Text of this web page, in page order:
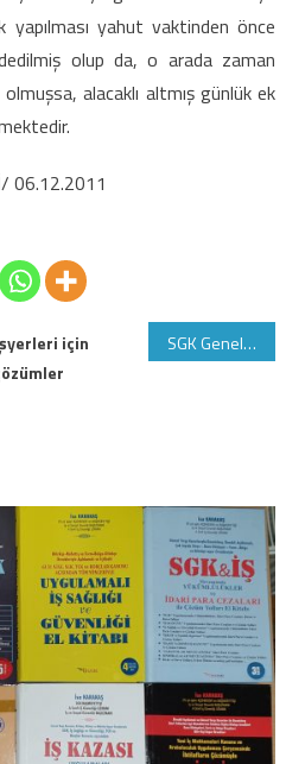
yapılması yahut vaktinden önce
olup da, o arada zaman
alacaklı altmış günlük ek
06.12.2011
SGK Genelgesi:Gayrimenkul değer tespitleri
için